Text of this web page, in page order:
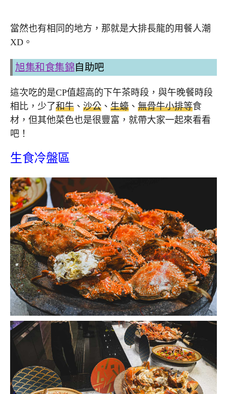
當然也有相同的地方，那就是大排長龍的用餐人潮
XD。
旭集和食集錦自助吧
這次吃的是CP值超高的下午茶時段，與午晚餐時段
相比，少了和牛 、 沙公 、 生蠔 、 無骨牛小排等食
材，但其他菜色也是很豐富，就帶大家一起來看看
吧！
生食冷盤區